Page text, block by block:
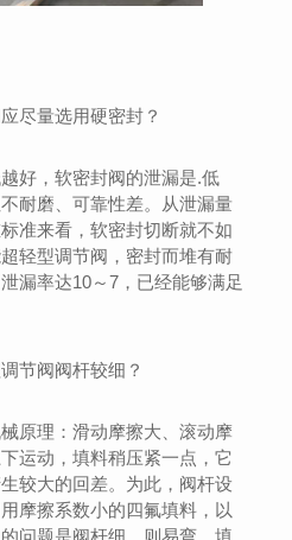
尽量选用硬密封？
好，软密封阀的泄漏是.低
耐磨、可靠性差。从泄漏量
准来看，软密封切断就不如
轻型调节阀，密封而堆有耐
漏率达10～7，已经能够满足
节阀阀杆较细？
原理：滑动摩擦大、滚动摩
运动，填料稍压紧一点，它
较大的回差。为此，阀杆设
摩擦系数小的四氟填料，以
问题是阀杆细，则易弯，填